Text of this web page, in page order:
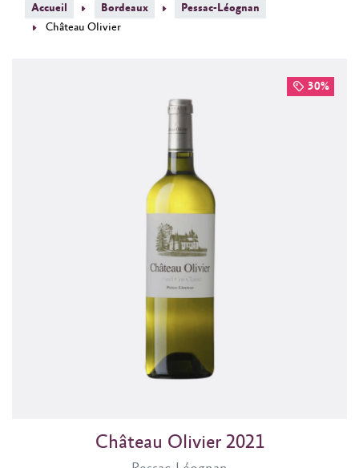
Accueil Bordeaux
Pessac-Léognan
Château Olivier
30%
Château Olivier 2021